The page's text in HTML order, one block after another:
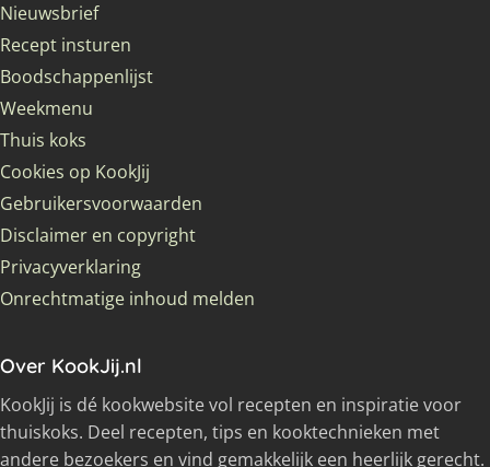
Nieuwsbrief
Recept insturen
Boodschappenlijst
Weekmenu
Thuis koks
Cookies op KookJij
Gebruikersvoorwaarden
Disclaimer en copyright
Privacyverklaring
Onrechtmatige inhoud melden
Over KookJij.nl
KookJij is dé kookwebsite vol recepten en inspiratie voor
thuiskoks. Deel recepten, tips en kooktechnieken met
andere bezoekers en vind gemakkelijk een heerlijk gerecht.